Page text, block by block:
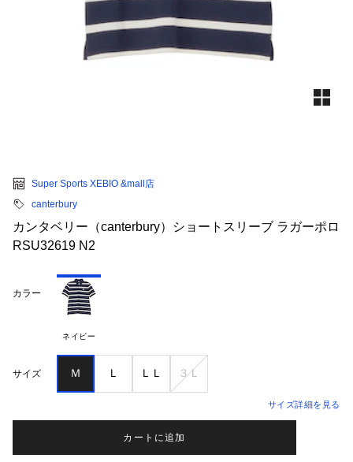
Super Sports XEBIO &mall店
canterbury
カンタベリー（canterbury）ショートスリーブ ラガーポロ
RSU32619 N2
カラー
ネイビー
サイズ Ｍ Ｌ ＬＬ ３Ｌ
サイズ詳細を見る
カートに追加